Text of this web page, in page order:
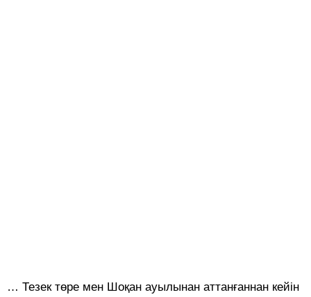
… Тезек төре мен Шоқан ауылынан аттанғаннан кейін